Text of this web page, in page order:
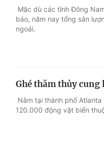
Mặc dù các tỉnh Đông
báo, năm nay tổng sản
ngoái.
Ghé thăm thủy
Nằm tại thành phố
120.000 động vật biển